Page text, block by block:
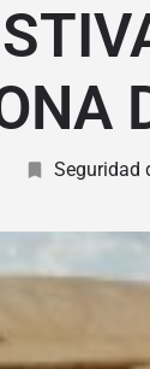
Seguridad